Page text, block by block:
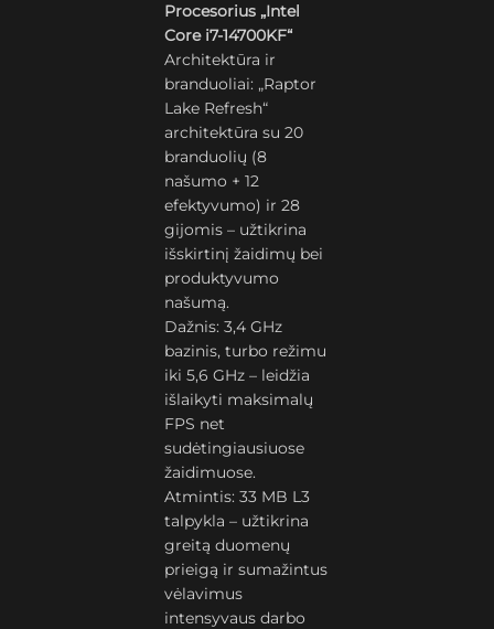
Procesorius „Intel
Core i7-14700KF“
Architektūra ir
branduoliai: „Raptor
Lake Refresh“
architektūra su 20
branduolių (8
našumo + 12
efektyvumo) ir 28
gijomis – užtikrina
išskirtinį žaidimų bei
produktyvumo
našumą.
Dažnis: 3,4 GHz
bazinis, turbo režimu
iki 5,6 GHz – leidžia
išlaikyti maksimalų
FPS net
sudėtingiausiuose
žaidimuose.
Atmintis: 33 MB L3
talpykla – užtikrina
greitą duomenų
prieigą ir sumažintus
vėlavimus
intensyvaus darbo